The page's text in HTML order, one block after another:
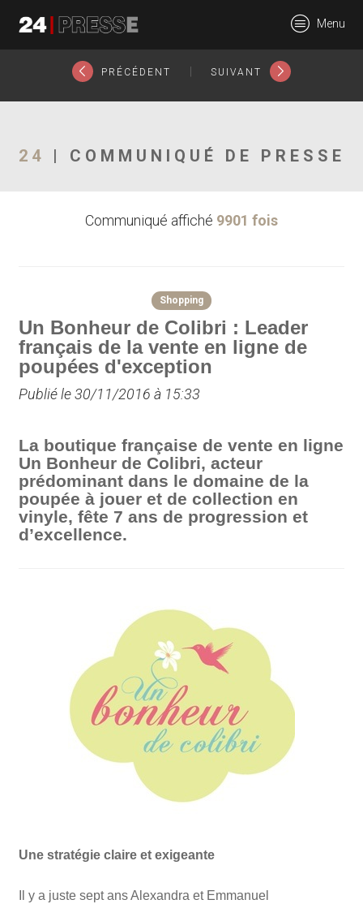
24Presse -
Communiqués de
Menu
PRÉCÉDENT SUIVANT
24 | COMMUNIQUÉ DE PRESSE
Communiqué affiché 9901 fois
Shopping
Un Bonheur de Colibri : Leader
français de la vente en ligne de
poupées d'exception
Publié le 30/11/2016 à 15:33
La boutique française de vente en ligne
Un Bonheur de Colibri, acteur
prédominant dans le domaine de la
poupée à jouer et de collection en
vinyle, fête 7 ans de progression et
d’excellence.
Une stratégie claire et exigeante
Il y a juste sept ans Alexandra et Emmanuel